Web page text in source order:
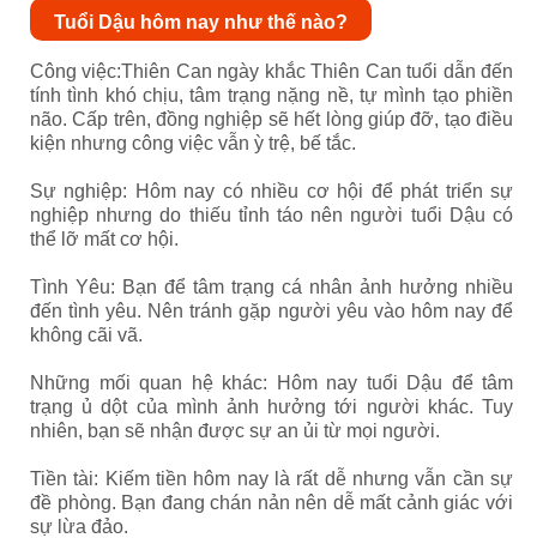
Tuổi Dậu hôm nay như thế nào?
Công việc:Thiên Can ngày khắc Thiên Can tuổi dẫn đến
tính tình khó chịu, tâm trạng nặng nề, tự mình tạo phiền
não. Cấp trên, đồng nghiệp sẽ hết lòng giúp đỡ, tạo điều
kiện nhưng công việc vẫn ỳ trệ, bế tắc.
Sự nghiệp: Hôm nay có nhiều cơ hội để phát triển sự
nghiệp nhưng do thiếu tỉnh táo nên người tuổi Dậu có
thể lỡ mất cơ hội.
Tình Yêu: Bạn để tâm trạng cá nhân ảnh hưởng nhiều
đến tình yêu. Nên tránh gặp người yêu vào hôm nay để
không cãi vã.
Những mối quan hệ khác: Hôm nay tuổi Dậu để tâm
trạng ủ dột của mình ảnh hưởng tới người khác. Tuy
nhiên, bạn sẽ nhận được sự an ủi từ mọi người.
Tiền tài: Kiếm tiền hôm nay là rất dễ nhưng vẫn cần sự
đề phòng. Bạn đang chán nản nên dễ mất cảnh giác với
sự lừa đảo.